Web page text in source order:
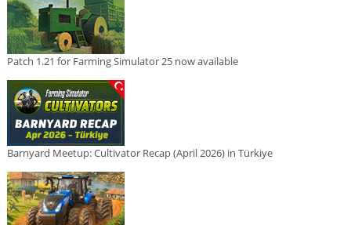
Patch 1.21 for Farming Simulator 25 now available
Barnyard Meetup: Cultivator Recap (April 2026) in Türkiye